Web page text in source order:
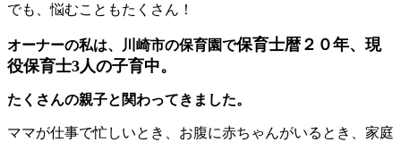
でも、悩むこともたくさん！
オーナーの私は、川崎市の保育園で保育士暦２０年、現
役保育士3人の子育中。
たくさんの親子と関わってきました。
ママが仕事で忙しいとき、お腹に赤ちゃんがいるとき、家庭